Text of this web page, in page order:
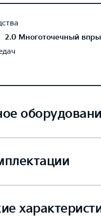
2.0 Многоточечный